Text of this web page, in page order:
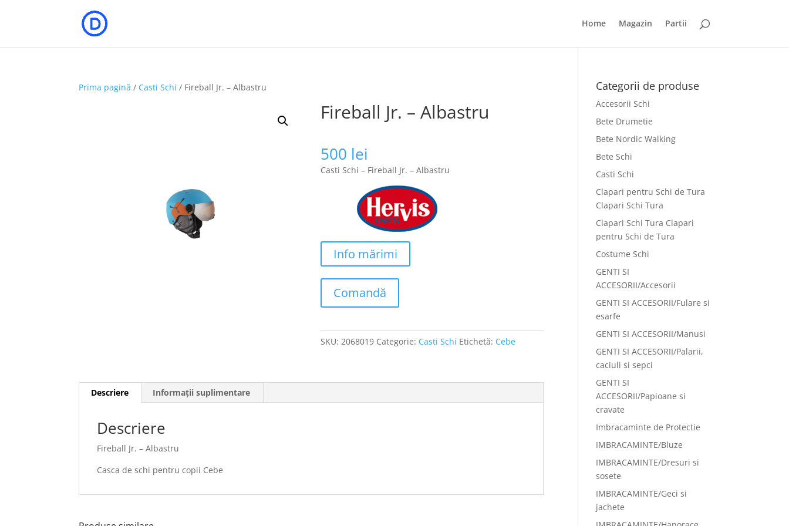
Home Magazin Partii
Prima pagină / Casti Schi / Fireball Jr. – Albastru
Fireball Jr. – Albastru
500 lei
Casti Schi – Fireball Jr. – Albastru
Info mărimi
Comandă
SKU:2068019 Categorie: Casti Schi Etichetă: Cebe
Descriere Informații suplimentare
Descriere
Fireball Jr. – Albastru
Casca de schi pentru copii Cebe
Categorii de produse
Accesorii Schi
Bete Drumetie
Bete Nordic Walking
Bete Schi
Casti Schi
Clapari pentru Schi de Tura
Clapari Schi Tura
Clapari Schi Tura Clapari
pentru Schi de Tura
Costume Schi
GENTI SI
ACCESORII/Accesorii
GENTI SI ACCESORII/Fulare si
esarfe
GENTI SI ACCESORII/Manusi
GENTI SI ACCESORII/Palarii,
caciuli si sepci
GENTI SI
ACCESORII/Papioane si
cravate
Imbracaminte de Protectie
IMBRACAMINTE/Bluze
IMBRACAMINTE/Dresuri si
sosete
IMBRACAMINTE/Geci si
jachete